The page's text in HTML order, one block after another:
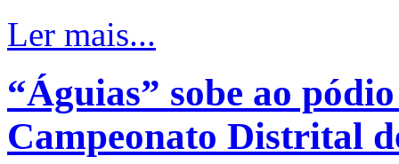
Ler mais...
“Águias” sobe ao
Campeonato Distrital